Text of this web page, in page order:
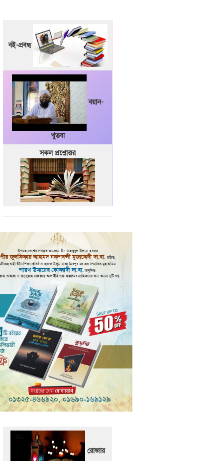
বই-প্রবন্ধ
বয়ান-
খুতবা
সকল প্রশ্নোত্তর
রোজার